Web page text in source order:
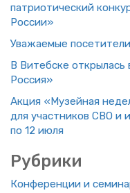
пат­ри­о­ти­че­ский
Рос­сии»
Ува­жа­е­мые
В Ви­теб­ске
Рос­сия»
Акция «Му­зей­ная
для участ­ни­ков СВО и
по 12 июля
Руб­ри­ки
Кон­фе­рен­ции и